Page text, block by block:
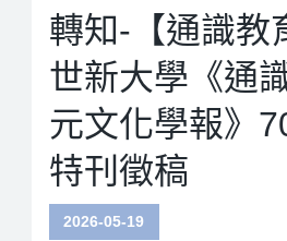
轉知-【通識教
世新大學《通
元文化學報》
特刊徵稿
2026-05-19